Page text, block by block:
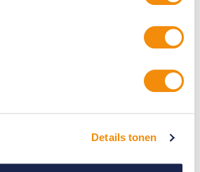
Details tonen